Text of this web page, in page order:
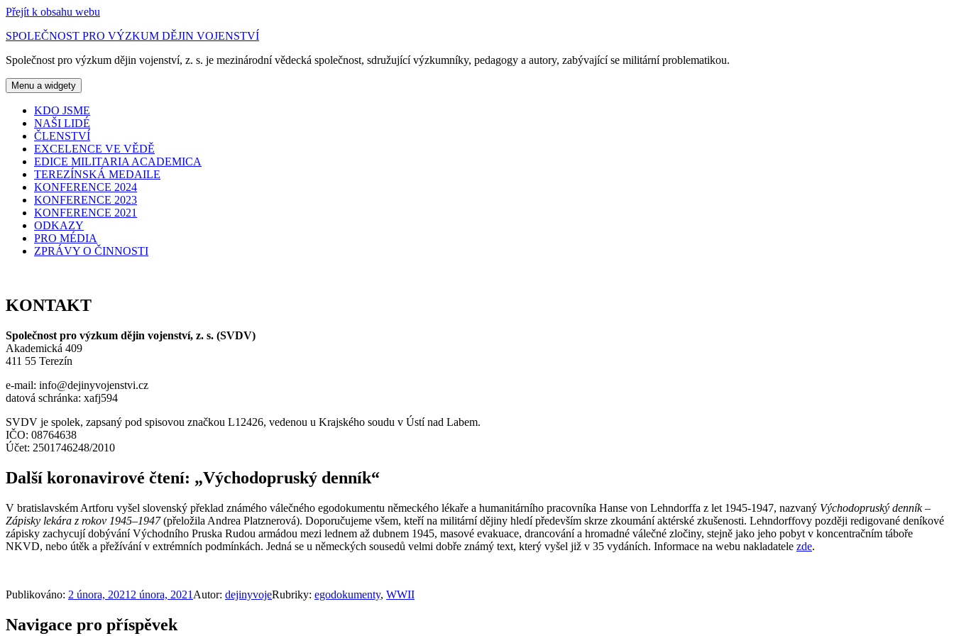
Přejít k obsahu webu
SPOLEČNOST PRO VÝZKUM DĚJIN VOJENSTVÍ
Společnost pro výzkum dějin vojenství, z. s. je mezinárodní vědecká společnost, sdružující výzkumníky, pedagogy a autory, zabývající se militární problematikou.
Menu a widgety
KDO JSME
NAŠI LIDÉ
ČLENSTVÍ
EXCELENCE VE VĚDĚ
EDICE MILITARIA ACADEMICA
TEREZÍNSKÁ MEDAILE
KONFERENCE 2024
KONFERENCE 2023
KONFERENCE 2021
ODKAZY
PRO MÉDIA
ZPRÁVY O ČINNOSTI
KONTAKT
Společnost pro výzkum dějin vojenství, z. s. (SVDV)
Akademická 409
411 55 Terezín
e-mail: info@dejinyvojenstvi.cz
datová schránka: xafj594
SVDV je spolek, zapsaný pod spisovou značkou L12426, vedenou u Krajského soudu v Ústí nad Labem.
IČO: 08764638
Účet: 2501746248/2010
Další koronavirové čtení: „Východopruský denník“
V bratislavském Artforu vyšel slovenský překlad známého válečného egodokumentu německého lékaře a humanitárního pracovníka Hanse von Lehndorffa z let 1945-1947, nazvaný Východopruský denník –
Zápisky lekára z rokov 1945–1947(přeložila Andrea Platznerová). Doporučujeme všem, kteří na militární dějiny hledí především skrze zkoumání aktérské zkušenosti. Lehndorffovy později redigované deníkové
zápisky zachycují dobývání Východního Pruska Rudou armádou mezi lednem až dubnem 1945, masové evakuace, drancování a hromadné válečné zločiny, stejně jako jeho pobyt v koncentračním táboře
NKVD, nebo útěk a přežívání v extrémních podmínkách. Jedná se u německých sousedů velmi dobře známý text, který vyšel již v 35 vydáních. Informace na webu nakladatele zde.
Publikováno: 2 února, 2021 2 února, 2021 Autor: dejinyvojeRubriky: egodokumenty, WWII
Navigace pro příspěvek